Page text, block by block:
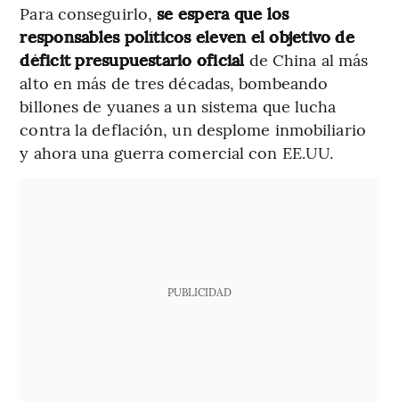
Para conseguirlo,se espera que los
responsables políticos eleven el objetivo de
déficit presupuestario oficial de China al más
alto en más de tres décadas, bombeando
billones de yuanes a un sistema que lucha
contra la deflación, un desplome inmobiliario
y ahora una guerra comercial con EE.UU.
PUBLICIDAD